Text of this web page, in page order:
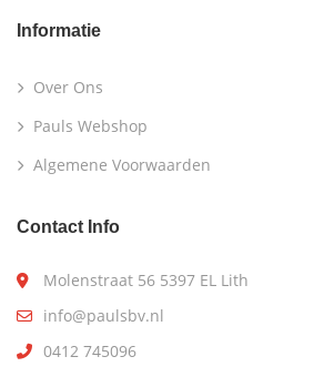
Informatie
Over Ons
Pauls Webshop
Algemene Voorwaarden
Contact Info
Molenstraat 56 5397 EL Lith
info@paulsbv.nl
0412 745096